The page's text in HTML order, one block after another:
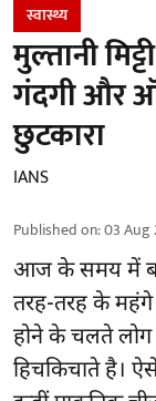
स्वास्थ्य
मुल्तानी
गंदगी और
छुटकारा
IANS
Published on:03 Aug
आज के समय में
तरह-तरह के
होने के चलते लोग
हिचकिचाते है।